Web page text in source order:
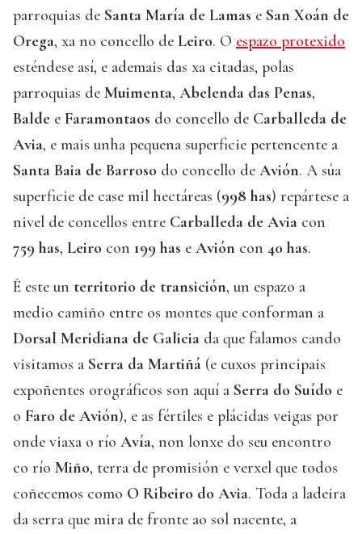
parroquias de Santa María de Lamas e San Xoán de
Orega, xa no concello de Leiro. O espazo protexido
esténdese así, e ademais das xa citadas, polas
parroquias de Muimenta, Abelenda das Penas,
Balde e Faramontaos do concello de Carballeda de
Avia, e mais unha pequena superficie pertencente a
Santa Baia de Barroso do concello de Avión. A súa
superficie de case mil hectáreas (998 has) repártese a
nivel de concellos entre Carballeda de Avia con
759 has, Leiro con 199 has e Avión con 40 has.
É este un territorio de transición, un espazo a
medio camiño entre os montes que conforman a
Dorsal Meridiana de Galicia da que falamos cando
visitamos a Serra da Martiñá (e cuxos principais
expoñentes orográficos son aquí a Serra do Suído e
o Faro de Avión), e as fértiles e plácidas veigas por
onde viaxa o río Avía, non lonxe do seu encontro
co río Miño, terra de promisión e verxel que todos
coñecemos como O Ribeiro do Avia. Toda a ladeira
da serra que mira de fronte ao sol nacente, a